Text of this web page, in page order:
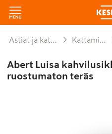
Astiat ja kattaus Kattaminen
Abert Luisa
ruostumaton teräs